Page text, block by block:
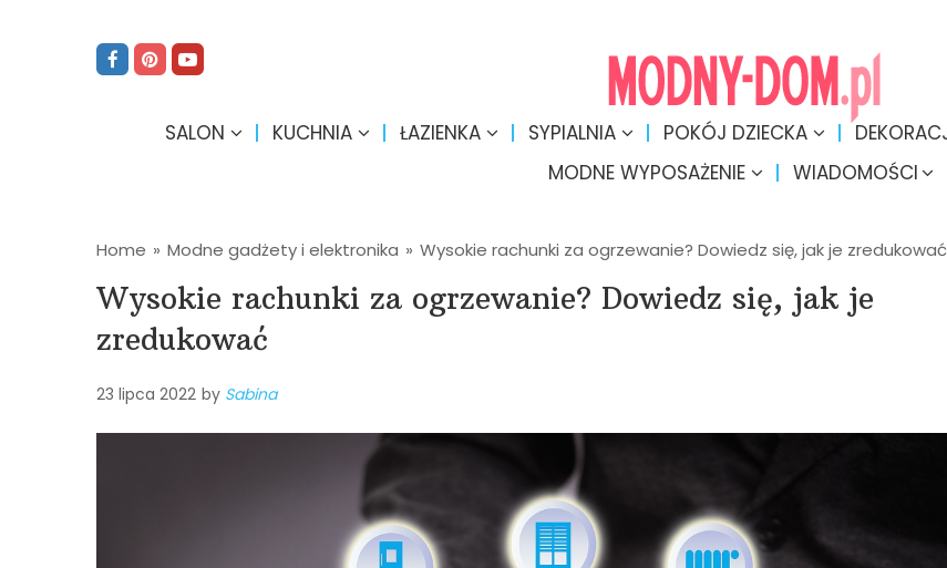
SALON KUCHNIA ŁAZIENKA SYPIALNIA POKÓJ DZIECKA
MODNE WYPOSAŻENIE
WIADOMOŚCI
Home » Modne gadżety i elektronika » Wysokie rachunki za ogrzewanie? Dowiedz się, jak je zredukować
Wysokie rachunki za ogrzewanie? Dowiedz się, jak je
zredukować
23 lipca 2022 by Sabina